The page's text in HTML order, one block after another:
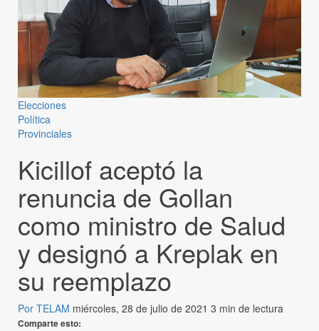
Elecciones
Política
Provinciales
Kicillof aceptó la
renuncia de Gollan
como ministro de Salud
y designó a Kreplak en
su reemplazo
Por TELAM miércoles, 28 de julio de 2021 3 min de lectura
Comparte esto: